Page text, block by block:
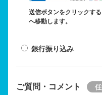
送信ボタンをクリックす
へ移動します。
銀行振り込み
ご質問・コメント